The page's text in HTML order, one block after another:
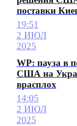
поставки
19:51
2 ИЮЛ
2025
WP: пауза в
США на
врасплох
14:05
2 ИЮЛ
2025